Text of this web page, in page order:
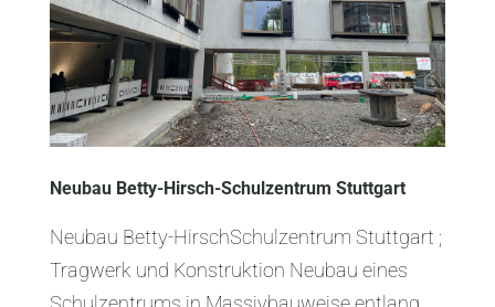
Neubau Betty-Hirsch-Schulzentrum Stuttgart
Neubau Betty-HirschSchulzentrum Stuttgart ;
Tragwerk und Konstruktion Neubau eines